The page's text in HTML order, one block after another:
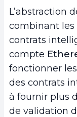
L’abstraction
combinant les
contrats
compte
fonctionner
des contrats
à fournir plus
de validation